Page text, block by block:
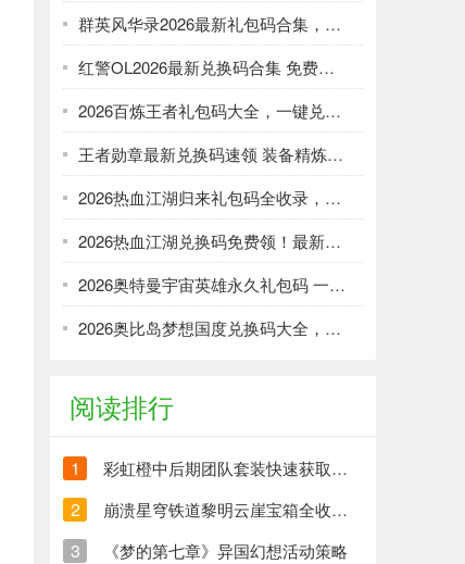
群英风华录2026最新礼包码合集，一键领取限时福利
红警OL2026最新兑换码合集 免费礼包一键领取
2026百炼王者礼包码大全，一键兑换加速武将养成
王者勋章最新兑换码速领 装备精炼资源轻松刷
2026热血江湖归来礼包码全收录，强化资源不愁！
2026热血江湖兑换码免费领！最新礼包大全速取
2026奥特曼宇宙英雄永久礼包码 一键领取光暗资源
2026奥比岛梦想国度兑换码大全，免费领服饰家具！
阅读排行
1 彩虹橙中后期团队套装快速获取方法
2 崩溃星穹铁道黎明云崖宝箱全收集策略与崩铁玩家分享
3 《梦的第七章》异国幻想活动策略